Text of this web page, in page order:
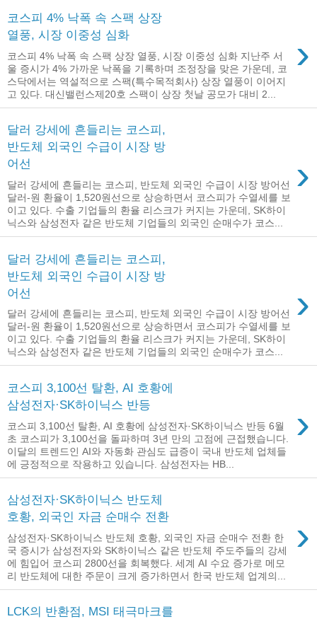
코스피 4% 낙폭 속 스팩 상장
열풍, 시장 이중성 심화
›
코스피 4% 낙폭 속 스팩 상장 열풍, 시장 이중성 심화 지난주 서
울 증시가 4% 가까운 낙폭을 기록하며 조정장을 맞은 가운데, 코
스닥에서는 역설적으로 스팩(특수목적회사) 상장 열풍이 이어지
고 있다. 대신밸런스제20호 스팩이 상장 첫날 공모가 대비 2...
달러 강세에 흔들리는 코스피,
반도체 외국인 수급이 시장 방
어선
›
달러 강세에 흔들리는 코스피, 반도체 외국인 수급이 시장 방어선
달러-원 환율이 1,520원선으로 상승하면서 코스피가 수열세를 보
이고 있다. 수출 기업들의 환율 리스크가 커지는 가운데, SK하이
닉스와 삼성전자 같은 반도체 기업들의 외국인 순매수가 코스...
달러 강세에 흔들리는 코스피,
반도체 외국인 수급이 시장 방
어선
›
달러 강세에 흔들리는 코스피, 반도체 외국인 수급이 시장 방어선
달러-원 환율이 1,520원선으로 상승하면서 코스피가 수열세를 보
이고 있다. 수출 기업들의 환율 리스크가 커지는 가운데, SK하이
닉스와 삼성전자 같은 반도체 기업들의 외국인 순매수가 코스...
코스피 3,100선 탈환, AI 호황에
삼성전자·SK하이닉스 반등
›
코스피 3,100선 탈환, AI 호황에 삼성전자·SK하이닉스 반등 6월
초 코스피가 3,100선을 돌파하며 3년 만의 고점에 근접했습니다.
이달의 트렌드인 AI와 자동화 관심도 급증이 국내 반도체 업체들
에 긍정적으로 작용하고 있습니다. 삼성전자는 HB...
삼성전자·SK하이닉스 반도체
호황, 외국인 자금 순매수 전환
›
삼성전자·SK하이닉스 반도체 호황, 외국인 자금 순매수 전환 한
국 증시가 삼성전자와 SK하이닉스 같은 반도체 주도주들의 강세
에 힘입어 코스피 2800선을 회복했다. 세계 AI 수요 증가로 메모
리 반도체에 대한 주문이 크게 증가하면서 한국 반도체 업계의...
LCK의 반환점, MSI 태극마크를